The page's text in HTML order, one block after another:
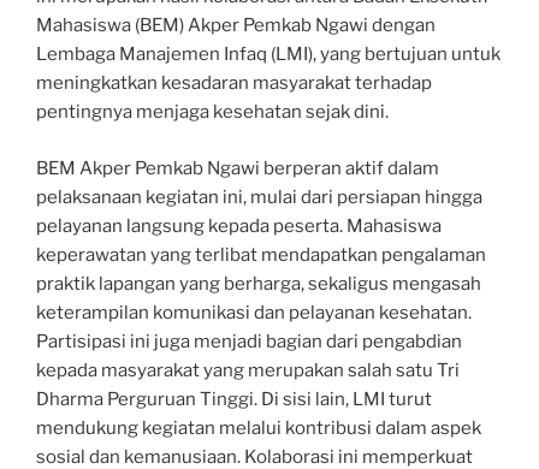
Mahasiswa (BEM) Akper Pemkab Ngawi dengan
Lembaga Manajemen Infaq (LMI), yang bertujuan untuk
meningkatkan kesadaran masyarakat terhadap
pentingnya menjaga kesehatan sejak dini.
BEM Akper Pemkab Ngawi berperan aktif dalam
pelaksanaan kegiatan ini, mulai dari persiapan hingga
pelayanan langsung kepada peserta. Mahasiswa
keperawatan yang terlibat mendapatkan pengalaman
praktik lapangan yang berharga, sekaligus mengasah
keterampilan komunikasi dan pelayanan kesehatan.
Partisipasi ini juga menjadi bagian dari pengabdian
kepada masyarakat yang merupakan salah satu Tri
Dharma Perguruan Tinggi. Di sisi lain, LMI turut
mendukung kegiatan melalui kontribusi dalam aspek
sosial dan kemanusiaan. Kolaborasi ini memperkuat